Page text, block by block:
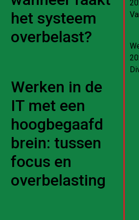
het systeem
overbelast?
Werken in de
IT met een
hoogbegaafd
brein: tussen
focus en
overbelasting